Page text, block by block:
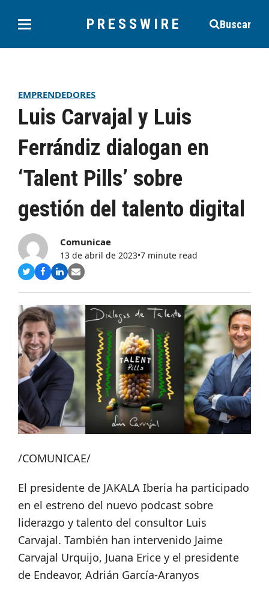
PRESSWIRE Buscar
EMPRENDEDORES
Luis Carvajal y Luis
Ferrándiz dialogan en
‘Talent Pills’ sobre
gestión del talento digital
Comunicae
13 de abril de 2023•7 minute read
Compartir
Twitter
Compartir
Facebook
Compartir
LinkedIn
Share
Email
/COMUNICAE/
El presidente de JAKALA Iberia ha participado
en el estreno del nuevo podcast sobre
liderazgo y talento del consultor Luis
Carvajal. También han intervenido Jaime
Carvajal Urquijo, Juana Erice y el presidente
de Endeavor, Adrián García-Aranyos